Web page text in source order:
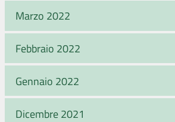
Marzo 2022
Febbraio 2022
Gennaio 2022
Dicembre 2021